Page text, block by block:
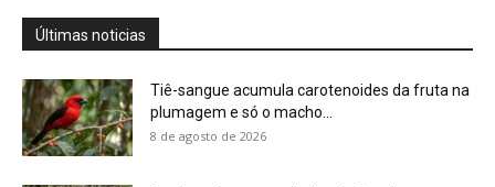
El Niño 2026/2027: painel reúne ações de
8 de agosto de 2026